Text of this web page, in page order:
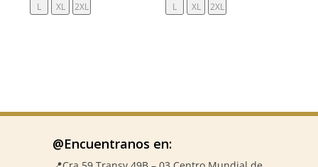
L XL 2XL L XL 2XL
@Encuentranos en: